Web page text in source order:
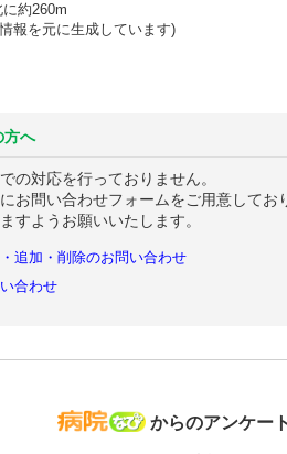
に約260m
報を元に生成しています)
方へ
の対応を行っておりません。
お問い合わせフォームをご用意して
すようお願いいたします。
追加・削除のお問い合わせ
合わせ
病院なび
からのアンケー